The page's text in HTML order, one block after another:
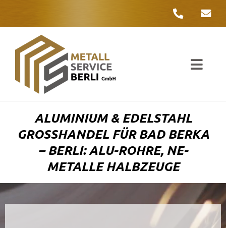
ALUMINIUM & EDELSTAHL
GROSSHANDEL FÜR BAD BERKA –
BERLI: ALU-ROHRE, NE-M
ETALLE HALBZEUGE